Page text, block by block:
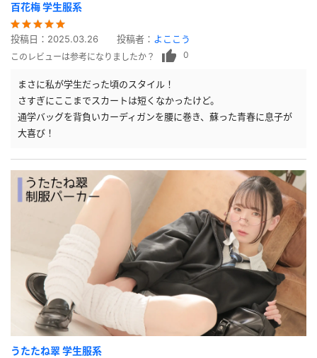
百花梅 学生服系
投稿日： 2025.03.26 投稿者： よここう
このレビューは参考になりましたか？ 0
まさに私が学生だった頃のスタイル！
さすぎにここまでスカートは短くなかったけど。
通学バッグを背負いカーディガンを腰に巻き、蘇った青春に息子が
大喜び！
うたたね翠 学生服系